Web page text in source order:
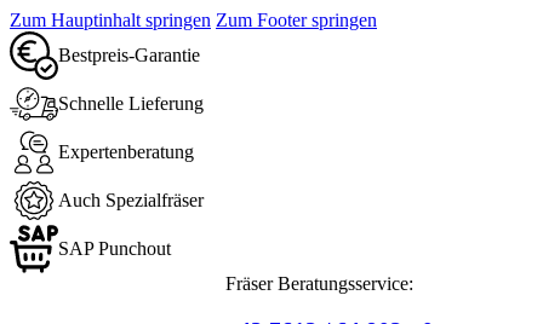
Zum Hauptinhalt springen Zum Footer springen
Bestpreis-Garantie
Schnelle Lieferung
Expertenberatung
Auch Spezialfräser
SAP Punchout
Fräser Beratungsservice: